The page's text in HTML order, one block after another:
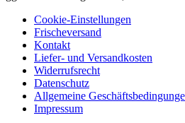
Cookie-Einstellungen
Frischeversand
Kontakt
Liefer- und Versandkosten
Widerrufsrecht
Datenschutz
Allgemeine
Impressum